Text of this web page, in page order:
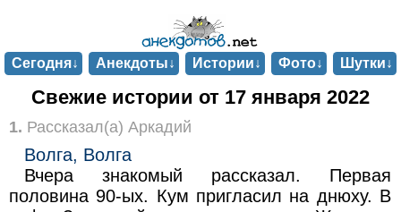
Сегодня↓ Анекдоты↓ Истории↓ Фото↓ Шутки↓
Свежие истории от 17 января 2022
1. Рассказал(а) Аркадий
Волга, Волга
Вчера знакомый рассказал. Первая
половина 90-ых. Кум пригласил на днюху. В